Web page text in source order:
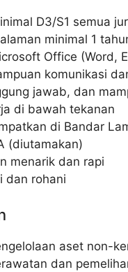
D3/S1 semua
minimal 1
Office (Word,
komunikasi
jawab, dan
di bawah tekanan
di Bandar
(diutamakan)
menarik dan rapi
dan rohani
aset non-
dan